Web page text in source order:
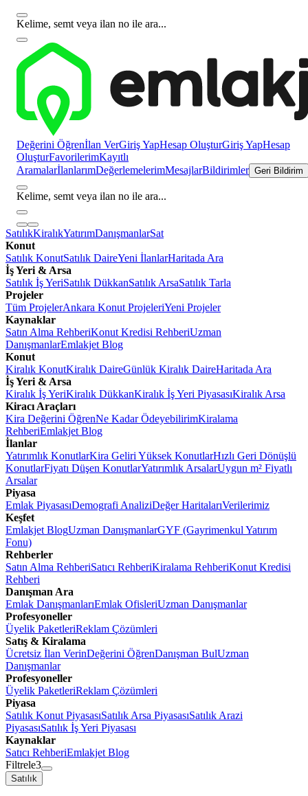
Kelime, semt veya ilan no ile ara...
Değerini Öğrenİlan VerGiriş YapHesap OluşturGiriş YapHesap
OluşturFavorilerimKayıtlı
AramalarİlanlarımDeğerlemelerimMesajlarBildirimler Geri Bildirim
Kelime, semt veya ilan no ile ara...
SatılıkKiralıkYatırımDanışmanlarSat
Konut
Satılık KonutSatılık DaireYeni İlanlarHaritada Ara
İş Yeri & Arsa
Satılık İş YeriSatılık DükkanSatılık ArsaSatılık Tarla
Projeler
Tüm ProjelerAnkara Konut ProjeleriYeni Projeler
Kaynaklar
Satın Alma RehberiKonut Kredisi RehberiUzman
DanışmanlarEmlakjet Blog
Konut
Kiralık KonutKiralık DaireGünlük Kiralık DaireHaritada Ara
İş Yeri & Arsa
Kiralık İş YeriKiralık DükkanKiralık İş Yeri PiyasasıKiralık Arsa
Kiracı Araçları
Kira Değerini ÖğrenNe Kadar ÖdeyebilirimKiralama
RehberiEmlakjet Blog
İlanlar
Yatırımlık KonutlarKira Geliri Yüksek KonutlarHızlı Geri Dönüşlü
KonutlarFiyatı Düşen KonutlarYatırımlık ArsalarUygun m² Fiyatlı
Arsalar
Piyasa
Emlak PiyasasıDemografi AnaliziDeğer HaritalarıVerilerimiz
Keşfet
Emlakjet BlogUzman DanışmanlarGYF (Gayrimenkul Yatırım
Fonu)
Rehberler
Satın Alma RehberiSatıcı RehberiKiralama RehberiKonut Kredisi
Rehberi
Danışman Ara
Emlak DanışmanlarıEmlak OfisleriUzman Danışmanlar
Profesyoneller
Üyelik PaketleriReklam Çözümleri
Satış & Kiralama
Ücretsiz İlan VerinDeğerini ÖğrenDanışman BulUzman
Danışmanlar
Profesyoneller
Üyelik PaketleriReklam Çözümleri
Piyasa
Satılık Konut PiyasasıSatılık Arsa PiyasasıSatılık Arazi
PiyasasıSatılık İş Yeri Piyasası
Kaynaklar
Satıcı RehberiEmlakjet Blog
Filtrele3
Satılık